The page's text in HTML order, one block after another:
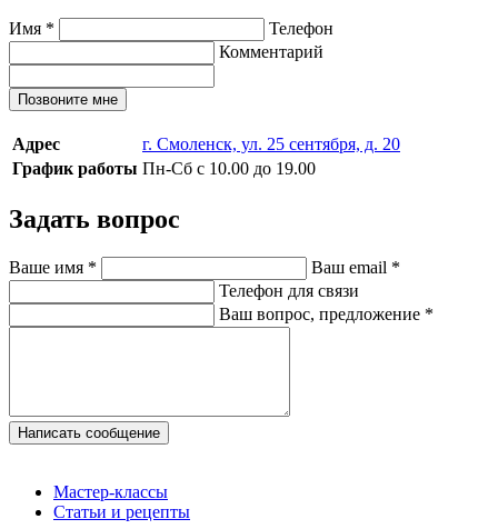
Имя *
Телефон
Комментарий
Позвоните мне
Адрес
г. Смоленск, ул. 25 сентября, д. 20
График работы Пн-Сб с 10.00 до 19.00
Задать вопрос
Ваше имя * Ваш email *
Телефон для связи
Ваш вопрос, предложение *
Написать сообщение
Мастер-классы
Статьи и рецепты